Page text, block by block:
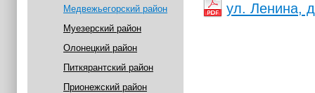
Медвежьегорский район
Муезерский район
Олонецкий район
Питкярантский район
Прионежский район
ул. Ленина,